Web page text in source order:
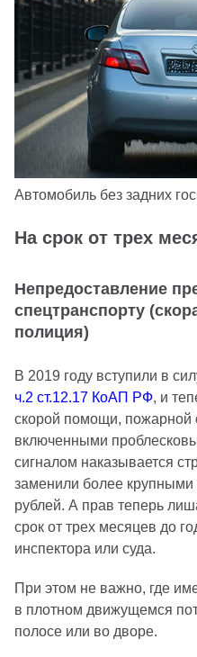
Автомобиль без задних
На срок от трех
Непредоставление
спецтранспорту
полиция)
В 2019 году вступили в
ч.2 ст.12.17 КоАП РФ, и
скорой помощи, пожарной
включенными
сигналом наказывается
заменили более
рублей. А прав теперь
срок от трех месяцев до
инспектора или суда.
При этом не важно, где
в плотном движущемся
полосе или во дворе.